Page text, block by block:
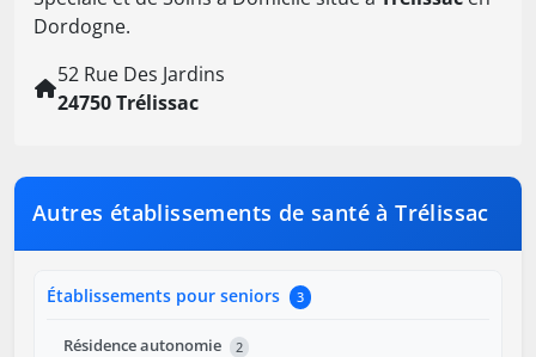
Dordogne.
52 Rue Des Jardins
24750 Trélissac
Autres établissements de santé à Trélissac
Établissements pour seniors 3
Résidence autonomie 2